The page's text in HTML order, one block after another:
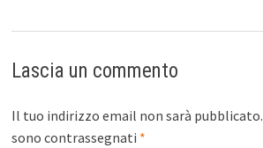
Lascia un commento
Il tuo indirizzo email non sarà pubblicato.
sono contrassegnati *